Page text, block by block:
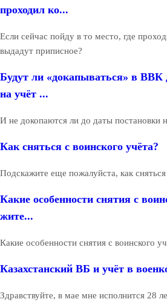
проходил ко...
Если сейчас пойду в то место, где
выдадут приписное?
Будут ли «докапываться» в ВВК
на учёт ...
И не докопаются ли до даты постановки
Как сняться с воинского учёта?
Подскажите еще пожалуйста, как сняться
Какие особенности снятия с
жите...
Какие особенности снятия с воинского
Казахстанский ВБ и учёт в
Здравствуйте, в мае мне исполнится 28